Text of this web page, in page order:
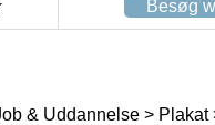
Besøg
& Uddannelse > Plakat